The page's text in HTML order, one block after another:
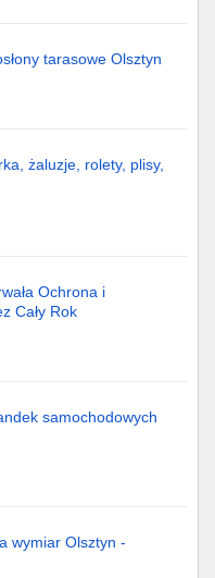
tarasowe Olsztyn
żaluzje, rolety, plisy,
Ochrona i
Cały Rok
samochodowych
wymiar Olsztyn -